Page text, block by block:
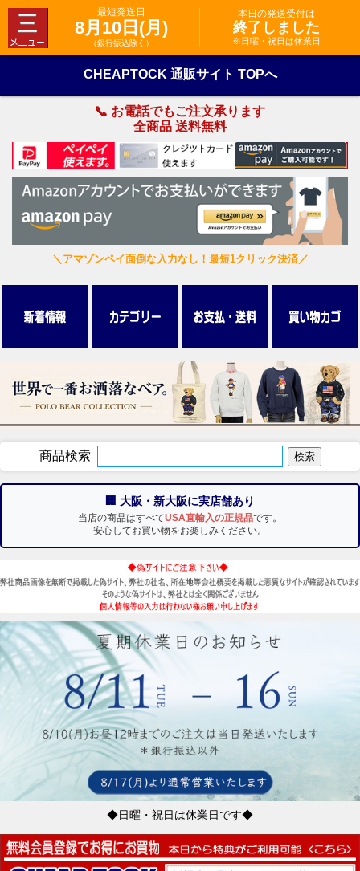
最短発送日
8月10日(月)
（銀行振込除く）
本日の発送受付は
終了しました
※日曜・祝日は休業日
CHEAPTOCK 通販サイト TOPへ
📞 お電話でもご注文承ります
全商品 送料無料
＼アマゾンペイ面倒な入力なし！最短1クリック決済／
商品検索
🏢 大阪・新大阪に実店舗あり
当店の商品はすべてUSA直輸入の正規品です。
安心してお買い物をお楽しみください。
◆日曜・祝日は休業日です◆